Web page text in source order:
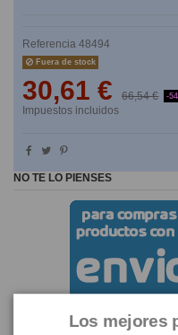
Referencia 48494
Fuera de stock
30,61 € 66,54 € -
Impuestos incluidos
NO TE LO PIENSES
Los mejores